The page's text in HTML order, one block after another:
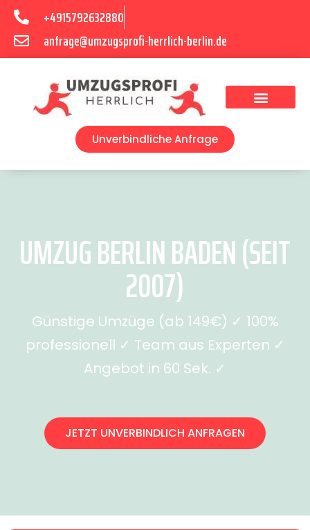
+4915792632880
anfrage@umzugsprofi-herrlich-berlin.de
Unverbindliche Anfrage
UMZUG BERLIN BADEN (SEIT
2007)
Günstige Umzüge (ab 149€) ✓ 100%
professionell ✓ Team aus Experten ✓
Angebot in 60 Sek. ✓
JETZT UNVERBINDLICH ANFRAGEN